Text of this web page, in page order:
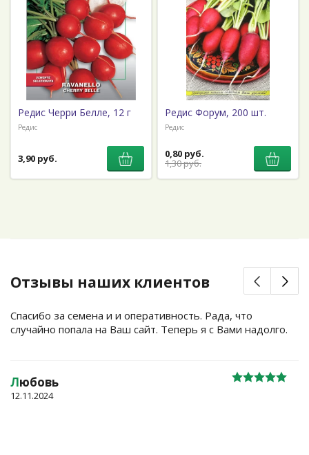
Редис Черри Белле, 12 г
Редис
3,90 руб.
Редис Форум, 200 шт.
Редис
0,80 руб.
1,30 руб.
Отзывы наших клиентов
Спасибо за семена и и оперативность. Рада, что
случайно попала на Ваш сайт. Теперь я с Вами надолго.
Любовь
12.11.2024